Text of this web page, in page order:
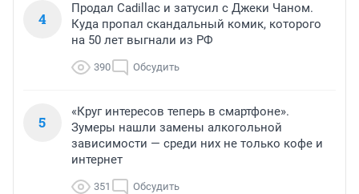
4
Продал Cadillac и затусил с Джеки Чаном.
Куда пропал скандальный комик, которого
на 50 лет выгнали из РФ
390 Обсудить
5
«Круг интересов теперь в смартфоне».
Зумеры нашли замены алкогольной
зависимости — среди них не только кофе и
интернет
351 Обсудить